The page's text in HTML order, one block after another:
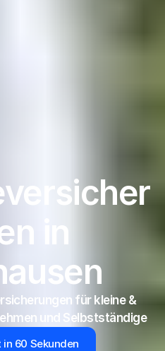
in
für kleine &
und Selbstständige
in 60 Sekunden